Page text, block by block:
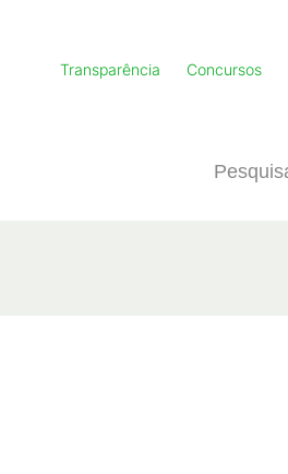
Transparência Concursos